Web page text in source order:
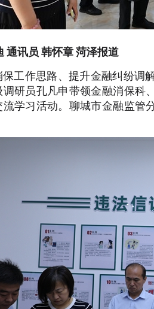
通讯员 韩怀章 菏泽报道
工作思路、提升金融纠纷调
研员孔凡申带领金融消保科
学习活动。聊城市金融监管